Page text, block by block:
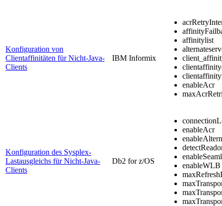
Konfiguration von
Clientaffinitäten für Nicht-Java-
Clients
IBM Informix
affinitylist
enableAcr
Konfiguration des Sysplex-
Lastausgleichs für Nicht-Java-
Clients
Db2 for z/OS
enableAcr
enableWLB